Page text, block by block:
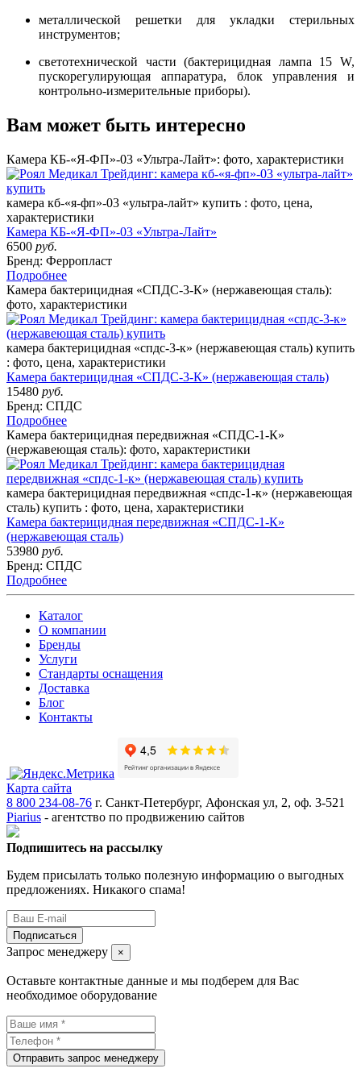
металлической решетки для укладки стерильных
инструментов;
светотехнической части (бактерицидная лампа 15 W,
пускорегулирующая аппаратура, блок управления и
контрольно-измерительные приборы).
Вам может быть интересно
Камера КБ-«Я-ФП»-03 «Ультра-Лайт»: фото, характеристики
камера кб-«я-фп»-03 «ультра-лайт» купить : фото, цена,
характеристики
Камера КБ-«Я-ФП»-03 «Ультра-Лайт»
6500 руб.
Бренд: Ферропласт
Подробнее
Камера бактерицидная «СПДС-3-К» (нержавеющая сталь):
фото, характеристики
камера бактерицидная «спдс-3-к» (нержавеющая сталь) купить
: фото, цена, характеристики
Камера бактерицидная «СПДС-3-К» (нержавеющая сталь)
15480 руб.
Бренд: СПДС
Подробнее
Камера бактерицидная передвижная «СПДС-1-К»
(нержавеющая сталь): фото, характеристики
камера бактерицидная передвижная «спдс-1-к» (нержавеющая
сталь) купить : фото, цена, характеристики
Камера бактерицидная передвижная «СПДС-1-К»
(нержавеющая сталь)
53980 руб.
Бренд: СПДС
Подробнее
Каталог
О компании
Бренды
Услуги
Стандарты оснащения
Доставка
Блог
Контакты
Карта сайта
8 800 234-08-76 г. Санкт-Петербург, Афонская ул, 2, оф. 3-521
Piarius - агентство по продвижению сайтов
Подпишитесь на рассылку
Будем присылать только полезную информацию о выгодных
предложениях. Никакого спама!
Подписаться
Запрос менеджеру ×
Оставьте контактные данные и мы подберем для Вас
необходимое оборудование
Отправить запрос менеджеру